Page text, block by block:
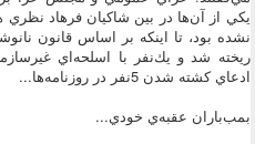
نشده بود، تا اينكه بر اساس قانون
ريخته شد و يك‌نفر با اسلحه‌اي
ادعاي كشته‌ شدن 5نفر در روزنامه‌ها...
بمب‌باران عقبه‌ي خودي...